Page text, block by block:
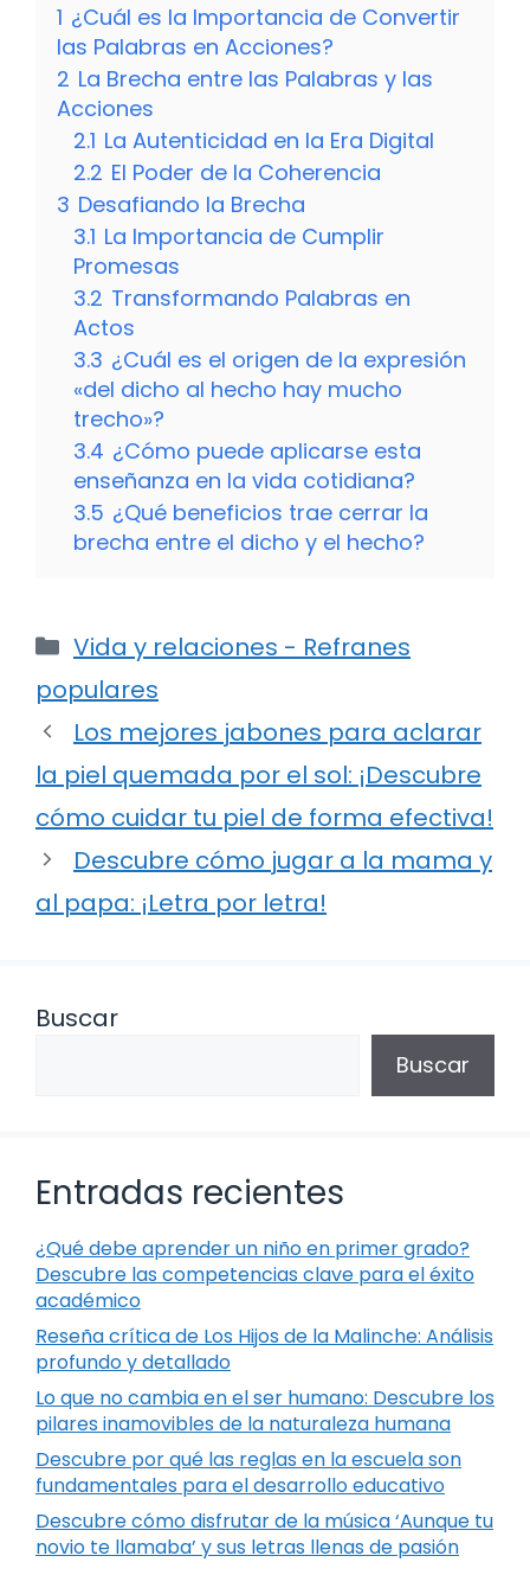
1 ¿Cuál es la Importancia de Convertir
las Palabras en Acciones?
2 La Brecha entre las Palabras y las
Acciones
2.1 La Autenticidad en la Era Digital
2.2 El Poder de la Coherencia
3 Desafiando la Brecha
3.1 La Importancia de Cumplir
Promesas
3.2 Transformando Palabras en
Actos
3.3 ¿Cuál es el origen de la expresión
«del dicho al hecho hay mucho
trecho»?
3.4 ¿Cómo puede aplicarse esta
enseñanza en la vida cotidiana?
3.5 ¿Qué beneficios trae cerrar la
brecha entre el dicho y el hecho?
Categorías
Vida y relaciones - Refranes
populares
Los mejores jabones para aclarar
la piel quemada por el sol: ¡Descubre
cómo cuidar tu piel de forma efectiva!
Descubre cómo jugar a la mama y
al papa: ¡Letra por letra!
Buscar
Buscar
Entradas recientes
¿Qué debe aprender un niño en primer grado?
Descubre las competencias clave para el éxito
académico
Reseña crítica de Los Hijos de la Malinche: Análisis
profundo y detallado
Lo que no cambia en el ser humano: Descubre los
pilares inamovibles de la naturaleza humana
Descubre por qué las reglas en la escuela son
fundamentales para el desarrollo educativo
Descubre cómo disfrutar de la música ‘Aunque tu
novio te llamaba’ y sus letras llenas de pasión